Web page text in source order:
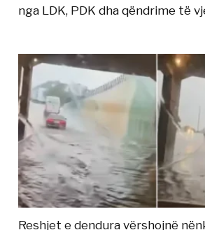
nga LDK, PDK dha qëndrime të
Reshjet e dendura vërshojnë